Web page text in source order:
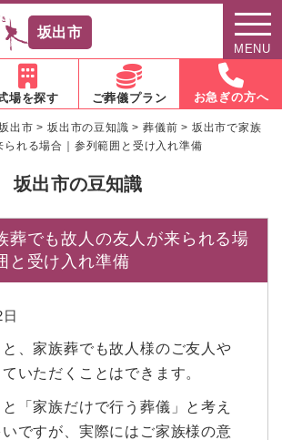
坂出市
MENU
場を探す ご葬儀プラン お急ぎの方へ
出市 >坂出市の豆知識 >葬儀前 > 坂出市で家族
れる場合｜参列範囲と受け入れ準備
坂出市の豆知識
葬でも故人の友人が来られる場
と受け入れ準備
、家族葬でも故人様のご友人や
いただくことはできます。
「家族だけで行う葬儀」と考え
ですが、実際にはご家族様の意